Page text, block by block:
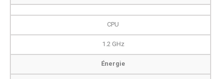
CPU
1.2 GHz
Énergie